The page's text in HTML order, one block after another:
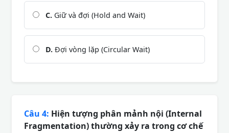
C. Giữ và đợi (Hold and Wait)
D. Đợi vòng lặp (Circular Wait)
Câu 4: Hiện tượng phân mảnh nội (Internal
Fragmentation) thường xảy ra trong cơ chế